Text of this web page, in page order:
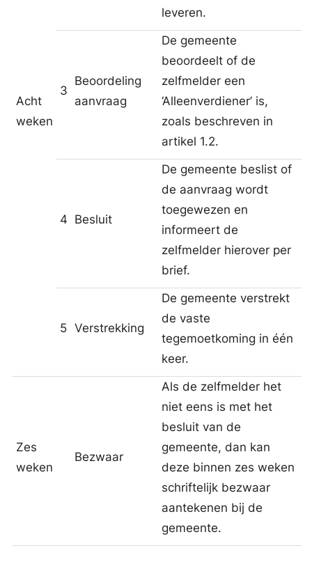
Acht
weken
leveren.
3
Beoordeling
aanvraag
De gemeente
beoordeelt of de
zelfmelder een
‘Alleenverdiener’ is,
zoals beschreven in
artikel 1.2.
4 Besluit
De gemeente beslist of
de aanvraag wordt
toegewezen en
informeert de
zelfmelder hierover per
brief.
5 Verstrekking
De gemeente verstrekt
de vaste
tegemoetkoming in één
keer.
Zes
weken
Bezwaar
Als de zelfmelder het
niet eens is met het
besluit van de
gemeente, dan kan
deze binnen zes weken
schriftelijk bezwaar
aantekenen bij de
gemeente.